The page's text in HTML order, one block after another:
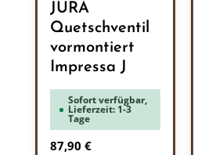
JURA
Quetschventil
vormontiert
Impressa J
Sofort verfügbar,
Lieferzeit: 1-3
Tage
Regulärer Preis:
87,90 €